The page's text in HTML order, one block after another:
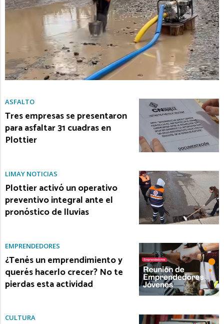
ASFALTO
Tres empresas se presentaron
para asfaltar 31 cuadras en
Plottier
LIMAY NOTICIAS
Plottier activó un operativo
preventivo integral ante el
pronóstico de lluvias
EMPRENDEDORES
¿Tenés un emprendimiento y
querés hacerlo crecer? No te
pierdas esta actividad
CULTURA